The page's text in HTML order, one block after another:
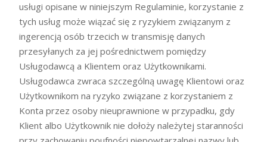
usługi opisane w niniejszym Regulaminie, korzystanie z
tych usług może wiązać się z ryzykiem związanym z
ingerencją osób trzecich w transmisję danych
przesyłanych za jej pośrednictwem pomiędzy
Usługodawcą a Klientem oraz Użytkownikami.
Usługodawca zwraca szczególną uwagę Klientowi oraz
Użytkownikom na ryzyko związane z korzystaniem z
Konta przez osoby nieuprawnione w przypadku, gdy
Klient albo Użytkownik nie dołoży należytej staranności